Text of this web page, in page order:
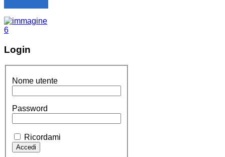
Login
Nome utente
Password
Ricordami